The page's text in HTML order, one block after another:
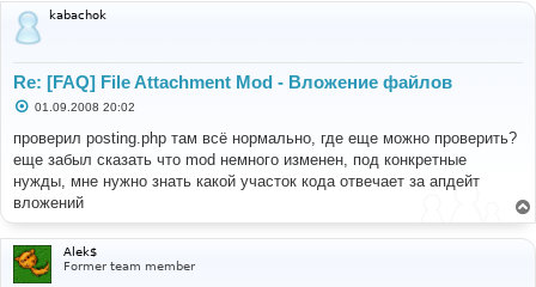
kabachok
Re: [FAQ] File Attachment Mod - Вложение файлов
С
о
б
щ
е
н
и
01.09.2008 20:02
проверил posting.php там всё нормально, где еще можно проверить?
еще забыл сказать что mod немного изменен, под конкретные
нужды, мне нужно знать какой участок кода отвечает за апдейт
вложений
Alek$
Former team member